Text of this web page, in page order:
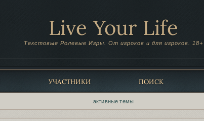
Live Your Life
Текстовые Ролевые Игры. От игроков и для игроков. 18+
УЧАСТНИКИ ПОИСК
активные темы